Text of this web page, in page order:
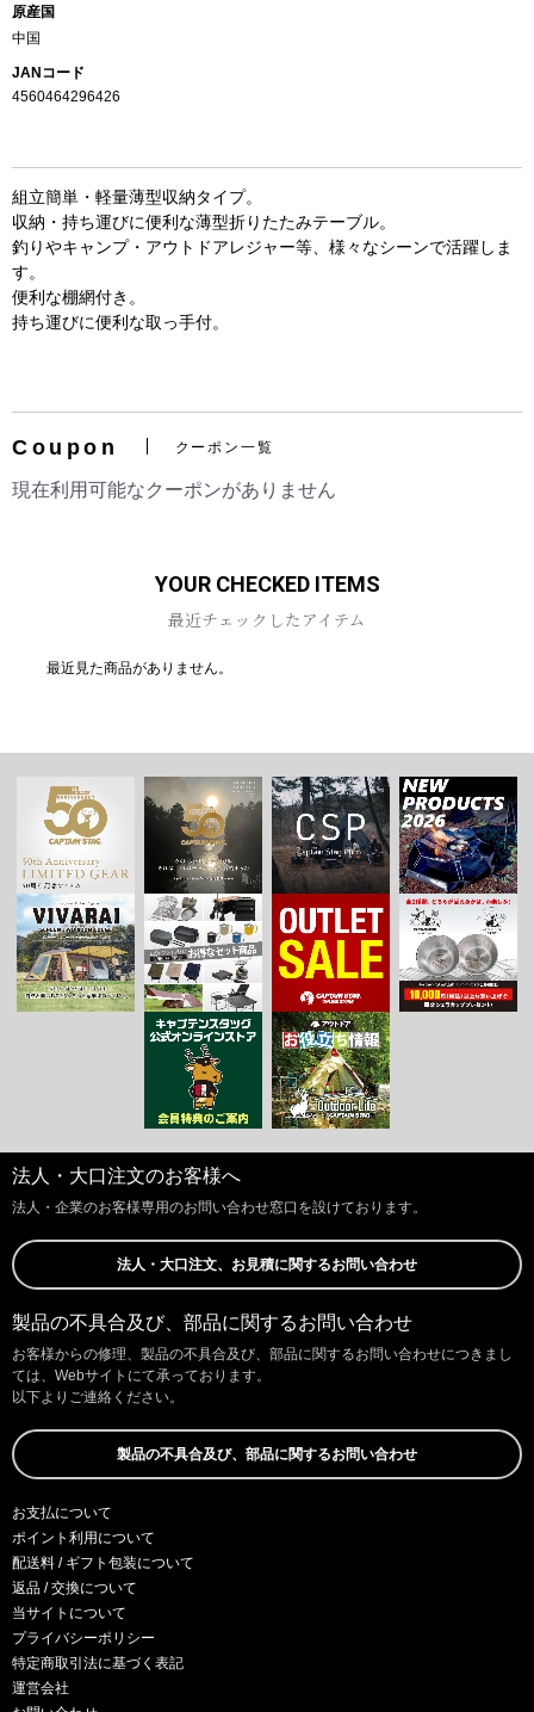
原産国
中国
JANコード
4560464296426
組立簡単・軽量薄型収納タイプ。
収納・持ち運びに便利な薄型折りたたみテーブル。
釣りやキャンプ・アウトドアレジャー等、様々なシーンで活躍しま
す。
便利な棚網付き。
持ち運びに便利な取っ手付。
Coupon クーポン一覧
現在利用可能なクーポンがありません
YOUR CHECKED ITEMS
最近チェックしたアイテム
最近見た商品がありません。
法人・大口注文のお客様へ
法人・企業のお客様専用のお問い合わせ窓口を設けております。
法人・大口注文、お見積に関するお問い合わせ
製品の不具合及び、部品に関するお問い合わせ
お客様からの修理、製品の不具合及び、部品に関するお問い合わせにつきまし
ては、Webサイトにて承っております。
以下よりご連絡ください。
製品の不具合及び、部品に関するお問い合わせ
お支払について
ポイント利用について
配送料 / ギフト包装について
返品 / 交換について
当サイトについて
プライバシーポリシー
特定商取引法に基づく表記
運営会社